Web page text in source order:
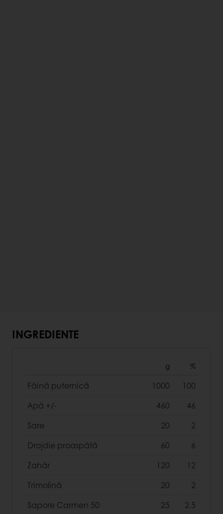
INGREDIENTE
g %
Făină puternică 1000
100
Apă +/-
460
46
Sare
20
2
Drojdie proaspătă
60
6
Zahăr
120
12
Trimolină
20
2
Sapore Carmen 50
25
2.5